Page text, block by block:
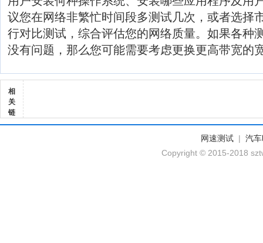
议您在网络非繁忙时间段多测试几次，或者选择
行对比测试，综合评估您的网络质量。如果各种
没有问题，那么您可能需要考虑更换更高带宽的
相
关
链
网速测试 | 汽
Copyright © 2015-2018